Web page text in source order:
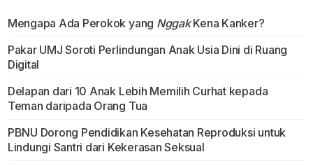
Mengapa Ada Perokok yang NggakKena Kanker?
Pakar UMJ Soroti Perlindungan Anak Usia Dini di Ruang
Digital
Delapan dari 10 Anak Lebih Memilih Curhat kepada
Teman daripada Orang Tua
PBNU Dorong Pendidikan Kesehatan Reproduksi untuk
Lindungi Santri dari Kekerasan Seksual